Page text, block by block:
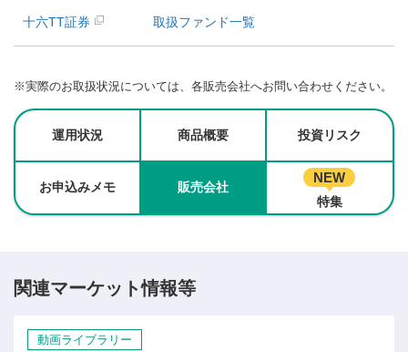
十六TT証券 取扱ファンド一覧
※実際のお取扱状況については、各販売会社へお問い合わせください。
運用状況 商品概要 投資リスク
お申込みメモ 販売会社
NEW
特集
関連マーケット情報等
動画ライブラリー